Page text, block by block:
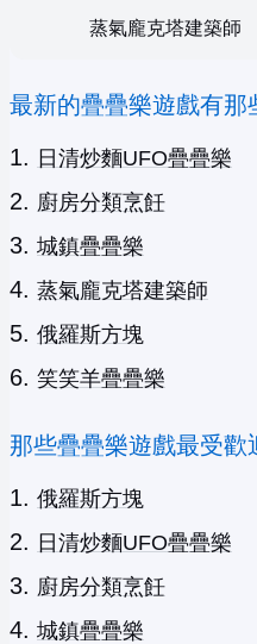
蒸氣龐克塔建築師
最新的疊疊樂遊戲有那
日清炒麵UFO疊疊樂
廚房分類烹飪
城鎮疊疊樂
蒸氣龐克塔建築師
俄羅斯方塊
笑笑羊疊疊樂
那些疊疊樂遊戲最受歡
俄羅斯方塊
日清炒麵UFO疊疊樂
廚房分類烹飪
城鎮疊疊樂